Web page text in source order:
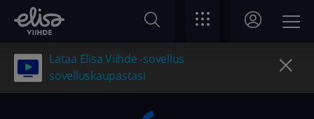
Lataa Elisa Viihde -sovellus
sovelluskaupastasi